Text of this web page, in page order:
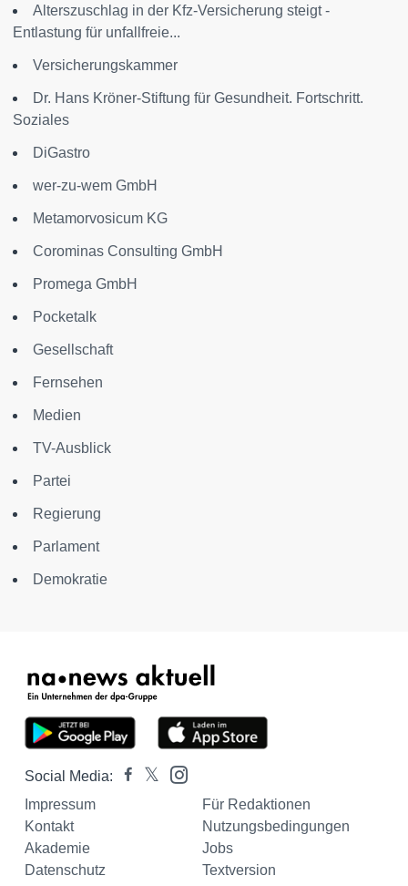
Alterszuschlag in der Kfz-Versicherung steigt -
Entlastung für unfallfreie...
Versicherungskammer
Dr. Hans Kröner-Stiftung für Gesundheit. Fortschritt.
Soziales
DiGastro
wer-zu-wem GmbH
Metamorvosicum KG
Corominas Consulting GmbH
Promega GmbH
Pocketalk
Gesellschaft
Fernsehen
Medien
TV-Ausblick
Partei
Regierung
Parlament
Demokratie
Social Media:
Impressum
Für Redaktionen
Kontakt
Nutzungsbedingungen
Akademie
Jobs
Datenschutz
Textversion